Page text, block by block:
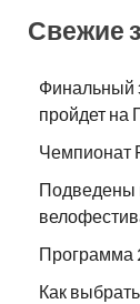
Свежие
Финальный
пройдет на
Чемпионат
Подведены
Программа
Как